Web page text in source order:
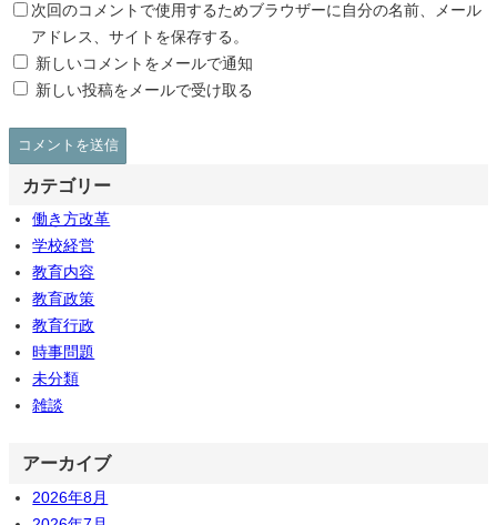
次回のコメントで使用するためブラウザーに自分の名前、メール
アドレス、サイトを保存する。
新しいコメントをメールで通知
新しい投稿をメールで受け取る
カテゴリー
働き方改革
学校経営
教育内容
教育政策
教育行政
時事問題
未分類
雑談
アーカイブ
2026年8月